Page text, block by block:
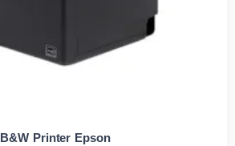
B&W Printer Epson